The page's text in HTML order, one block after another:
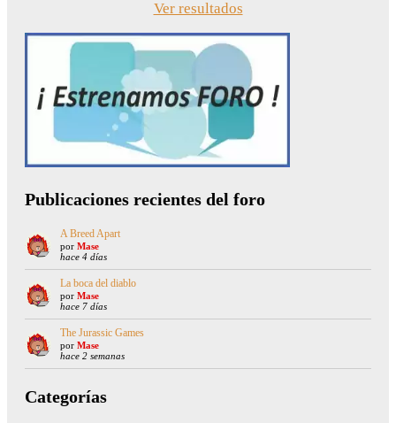
Ver resultados
Publicaciones recientes del foro
A Breed Apart
por Mase
hace 4 días
La boca del diablo
por Mase
hace 7 días
The Jurassic Games
por Mase
hace 2 semanas
Categorías